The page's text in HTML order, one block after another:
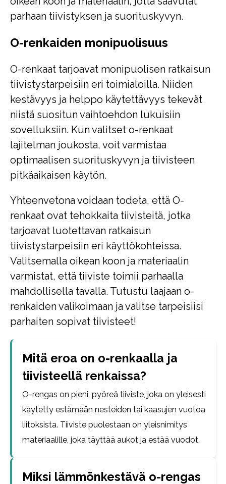
parhaan tiivistyksen ja suorituskyvyn.
O-renkaiden monipuolisuus
O-renkaat tarjoavat monipuolisen ratkaisun
tiivistystarpeisiin eri toimialoilla. Niiden
kestävyys ja helppo käytettävyys tekevät
niistä suositun vaihtoehdon lukuisiin
sovelluksiin. Kun valitset o-renkaat
lajitelman joukosta, voit varmistaa
optimaalisen suorituskyvyn ja tiivisteen
pitkäaikaisen käytön.
Yhteenvetona voidaan todeta, että O-
renkaat ovat tehokkaita tiivisteitä, jotka
tarjoavat luotettavan ratkaisun
tiivistystarpeisiin eri käyttökohteissa.
Valitsemalla oikean koon ja materiaalin
varmistat, että tiiviste toimii parhaalla
mahdollisella tavalla. Tutustu laajaan o-
renkaiden valikoimaan ja valitse tarpeisiisi
parhaiten sopivat tiivisteet!
Mitä eroa on o-renkaalla ja
tiivisteellä renkaissa?
O-rengas on pieni, pyöreä tiiviste, joka on yleisesti
käytetty estämään nesteiden tai kaasujen vuotoa
liitoksista. Tiiviste puolestaan on yleisnimitys
materiaalille, joka täyttää aukot ja estää vuodot.
Miksi lämmönkestävä o-rengas